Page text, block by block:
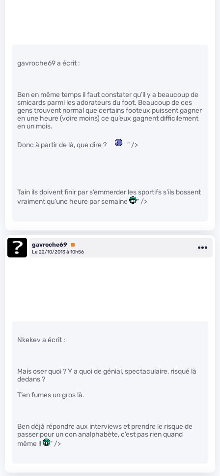
gavroche69 a écrit :
Ben en même temps il faut constater qu’il y a beaucoup de
smicards parmi les adorateurs du foot. Beaucoup de ces
gens trouvent normal que certains footeux puissent gagner
en une heure (voire moins) ce qu’eux gagnent difficilement
en un mois.
Donc à partir de là, que dire ? " />
Tain ils doivent finir par s’emmerder les sportifs s’ils bossent
vraiment qu’une heure par semaine
" />
gavroche69 Premium
Le 22/10/2013 à 10h56
Nkekev a écrit :
Mais oser quoi ? Y a quoi de génial, spectaculaire, risqué là
dedans ?
T’en fumes un gros là.
Ben déjà répondre aux interviews et prendre le risque de
passer pour un con analphabète, c’est pas rien quand
même !!
" />